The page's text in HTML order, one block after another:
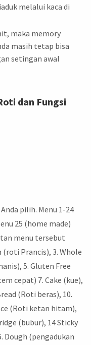
melalui kaca di
maka memory
masih tetap bisa
setingan awal
dan Fungsi
pilih. Menu 1-24
25 (home made)
menu tersebut
(roti Prancis), 3. Whole
5. Gluten Free
cepat) 7. Cake (kue),
(Roti beras), 10.
(Roti ketan hitam),
(bubur), 14 Sticky
Dough (pengadukan